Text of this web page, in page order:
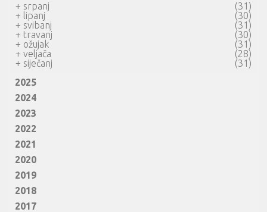
+ srpanj
(31)
+ lipanj
(30)
+ svibanj
(31)
+ travanj
(30)
+ ožujak
(31)
+ veljača
(28)
+ siječanj
(31)
2025
2024
2023
2022
2021
2020
2019
2018
2017